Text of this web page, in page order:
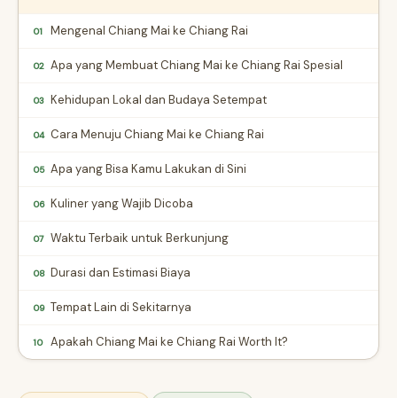
01 Mengenal Chiang Mai ke Chiang Rai
02 Apa yang Membuat Chiang Mai ke Chiang Rai Spesial
03 Kehidupan Lokal dan Budaya Setempat
04 Cara Menuju Chiang Mai ke Chiang Rai
05 Apa yang Bisa Kamu Lakukan di Sini
06 Kuliner yang Wajib Dicoba
07 Waktu Terbaik untuk Berkunjung
08 Durasi dan Estimasi Biaya
09 Tempat Lain di Sekitarnya
10 Apakah Chiang Mai ke Chiang Rai Worth It?